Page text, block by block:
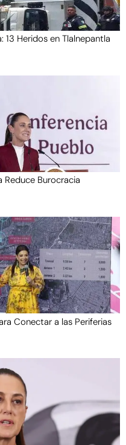
13 Heridos en Tlalnepantla
Reduce Burocracia
Conectar a las Periferias